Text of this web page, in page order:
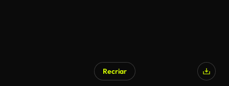
Recriar